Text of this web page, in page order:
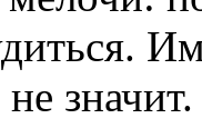
значит.